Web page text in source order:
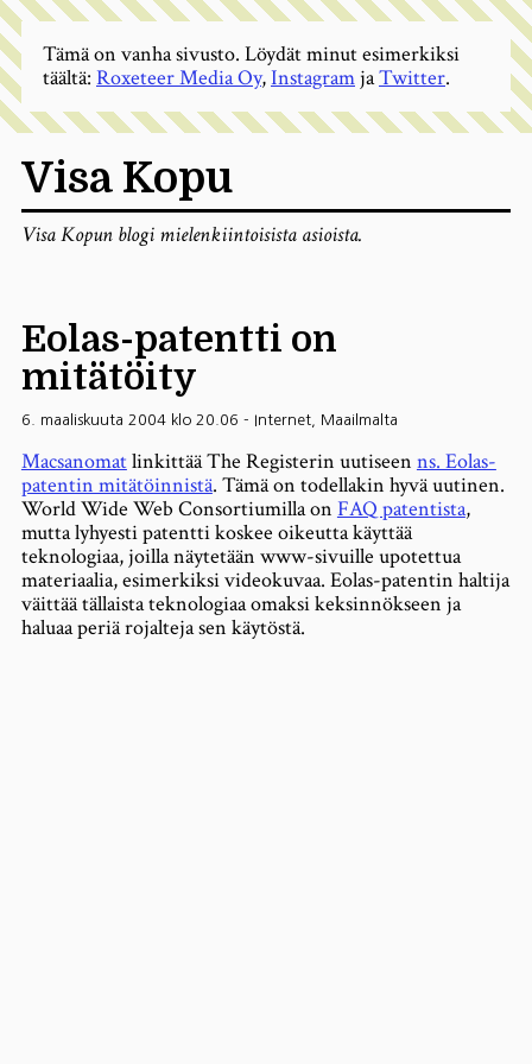
Visa Kopu
Visa Kopun blogi mielenkiintoisista asioista.
Eolas-patentti on
mitätöity
6. maaliskuuta 2004 klo 20.06 - Internet, Maailmalta
Macsanomatlinkittää The Registerin uutiseen ns. Eolas-
patentin mitätöinnistä. Tämä on todellakin hyvä uutinen.
World Wide Web Consortiumilla on FAQ patentista,
mutta lyhyesti patentti koskee oikeutta käyttää
teknologiaa, joilla näytetään www-sivuille upotettua
materiaalia, esimerkiksi videokuvaa. Eolas-patentin haltija
väittää tällaista teknologiaa omaksi keksinnökseen ja
haluaa periä rojalteja sen käytöstä.
Tämä on vanha sivusto. Löydät minut esimerkiksi
täältä: Roxeteer Media Oy,InstagramjaTwitter.